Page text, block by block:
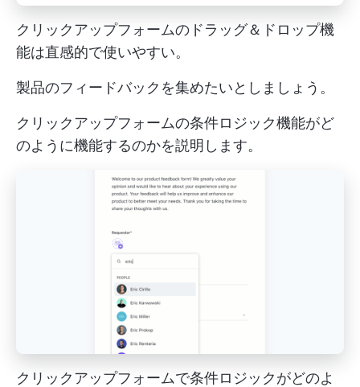
クリックアップフォームのドラッグ＆ドロップ機
能は直感的で使いやすい。
製品のフィードバックを集めたいとしましょう。
クリックアップフォームの条件ロジック機能がど
のように機能するのかを説明します。
クリックアップフォームで条件ロジックがどのよ